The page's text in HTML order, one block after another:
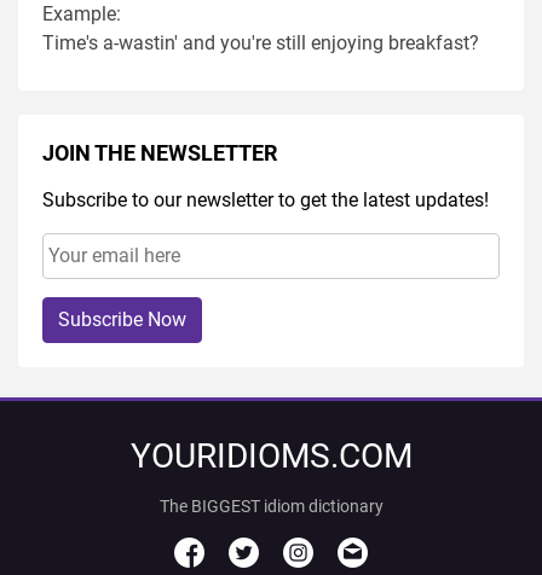
Example:
Time's a-wastin' and you're still enjoying breakfast?
JOIN THE NEWSLETTER
Subscribe to our newsletter to get the latest updates!
Subscribe Now
YOURIDIOMS.COM
The BIGGEST idiom dictionary